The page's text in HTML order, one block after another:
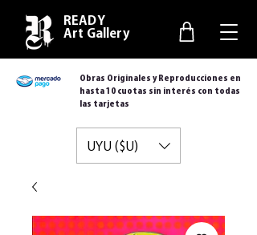
READY
Art Gallery
Obras Originales y Reproducciones en
hasta 10 cuotas sin interés con todas
las tarjetas
UYU ($U)